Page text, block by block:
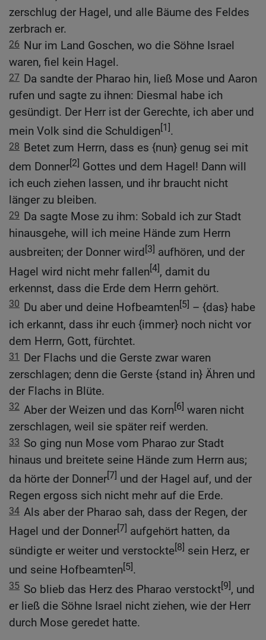
zerschlug der Hagel, und alle Bäume des Feldes
zerbrach er.
26 Nur im Land Goschen, wo die Söhne Israel
waren, fiel kein Hagel.
27 Da sandte der Pharao hin, ließ Mose und Aaron
rufen und sagte zu ihnen: Diesmal habe ich
gesündigt. Der Herr ist der Gerechte, ich aber und
mein Volk sind die Schuldigen[1].
28 Betet zum Herrn, dass es {nun} genug sei mit
dem Donner[2] Gottes und dem Hagel! Dann will
ich euch ziehen lassen, und ihr braucht nicht
länger zu bleiben.
29 Da sagte Mose zu ihm: Sobald ich zur Stadt
hinausgehe, will ich meine Hände zum Herrn
ausbreiten; der Donner wird[3] aufhören, und der
Hagel wird nicht mehr fallen[4], damit du
erkennst, dass die Erde dem Herrn gehört.
30 Du aber und deine Hofbeamten[5] – {das} habe
ich erkannt, dass ihr euch {immer} noch nicht vor
dem Herrn, Gott, fürchtet.
31 Der Flachs und die Gerste zwar waren
zerschlagen; denn die Gerste {stand in} Ähren und
der Flachs in Blüte.
32 Aber der Weizen und das Korn[6] waren nicht
zerschlagen, weil sie später reif werden.
33 So ging nun Mose vom Pharao zur Stadt
hinaus und breitete seine Hände zum Herrn aus;
da hörte der Donner[7] und der Hagel auf, und der
Regen ergoss sich nicht mehr auf die Erde.
34 Als aber der Pharao sah, dass der Regen, der
Hagel und der Donner[7] aufgehört hatten, da
sündigte er weiter und verstockte[8] sein Herz, er
und seine Hofbeamten[5].
35 So blieb das Herz des Pharao verstockt[9], und
er ließ die Söhne Israel nicht ziehen, wie der Herr
durch Mose geredet hatte.